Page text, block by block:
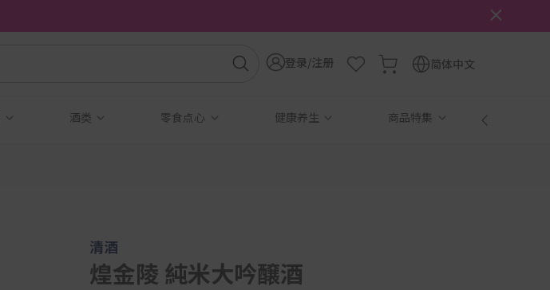
登录/注册 简体中文
酒类 零食点心 健康养生 商品特集
清酒
煌金陵 純米大吟醸酒